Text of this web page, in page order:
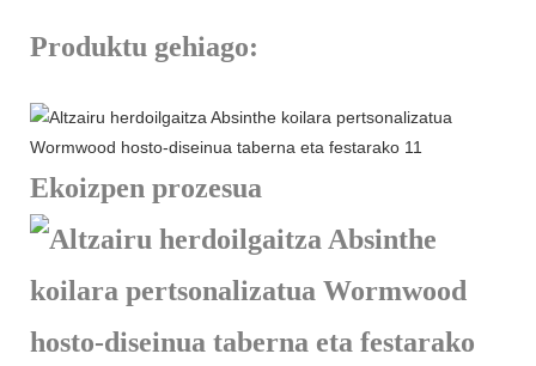
Produktu gehiago:
Ekoizpen prozesua